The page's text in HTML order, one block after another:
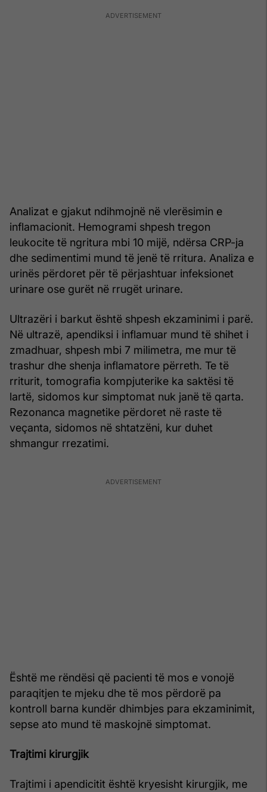
Analizat e gjakut ndihmojnë në vlerësimin e
inflamacionit. Hemogrami shpesh tregon
leukocite të ngritura mbi 10 mijë, ndërsa CRP-ja
dhe sedimentimi mund të jenë të rritura. Analiza e
urinës përdoret për të përjashtuar infeksionet
urinare ose gurët në rrugët urinare.
Ultrazëri i barkut është shpesh ekzaminimi i parë.
Në ultrazë, apendiksi i inflamuar mund të shihet i
zmadhuar, shpesh mbi 7 milimetra, me mur të
trashur dhe shenja inflamatore përreth. Te të
rriturit, tomografia kompjuterike ka saktësi të
lartë, sidomos kur simptomat nuk janë të qarta.
Rezonanca magnetike përdoret në raste të
veçanta, sidomos në shtatzëni, kur duhet
shmangur rrezatimi.
Është me rëndësi që pacienti të mos e vonojë
paraqitjen te mjeku dhe të mos përdorë pa
kontroll barna kundër dhimbjes para ekzaminimit,
sepse ato mund të maskojnë simptomat.
Trajtimi kirurgjik
Trajtimi i apendicitit është kryesisht kirurgjik, me